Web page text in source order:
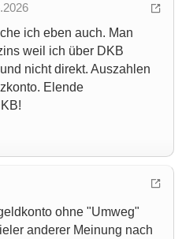
ich eben auch. Man
weil ich über DKB
nicht direkt. Auszahlen
Elende
ohne "Umweg"
anderer Meinung nach